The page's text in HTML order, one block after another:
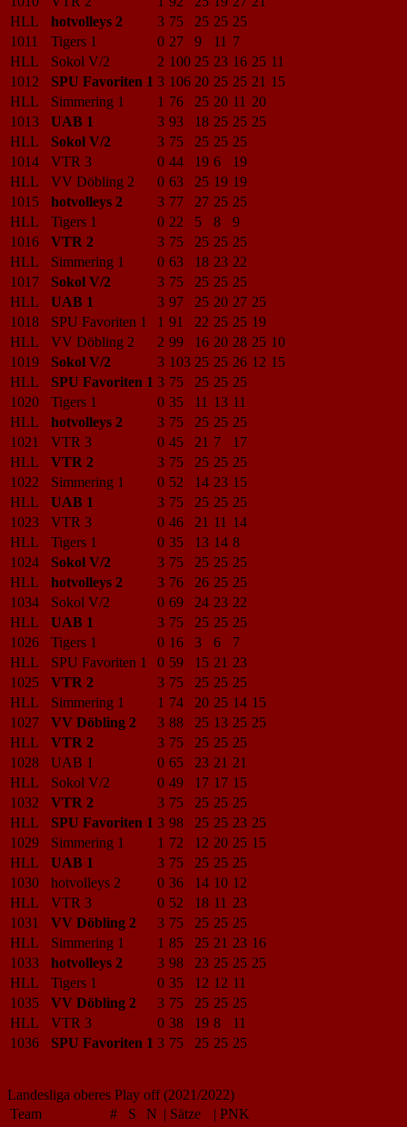
HLL
hotvolleys 2 3 75 25 25 25
1011
Tigers 1 0 27 9 11 7
HLL
Sokol V/2 2 100 25 23 16 25 11
1012
SPU Favoriten 1 3 106 20 25 25 21 15
HLL
Simmering 1 1 76 25 20 11 20
1013
UAB 1 3 93 18 25 25 25
HLL
Sokol V/2 3 75 25 25 25
1014
VTR 3 0 44 19 6
19
HLL
VV Döbling 2 0 63 25 19 19
1015
hotvolleys 2 3 77 27 25 25
HLL
Tigers 1 0 22 5 8
9
1016
VTR 2 3 75 25 25 25
HLL
Simmering 1 0 63 18 23 22
1017
Sokol V/2 3 75 25 25 25
HLL
UAB 1 3 97 25 20 27 25
1018
SPU Favoriten 1 1 91 22 25 25 19
HLL
VV Döbling 2 2 99 16 20 28 25 10
1019
Sokol V/2 3 103 25 25 26 12 15
HLL
SPU Favoriten 1 3 75 25 25 25
1020
Tigers 1 0 35 11 13 11
HLL
hotvolleys 2 3 75 25 25 25
1021
VTR 3 0 45 21 7
17
HLL
VTR 2 3 75 25 25 25
1022
Simmering 1 0 52 14 23 15
HLL
UAB 1 3 75 25 25 25
1023
VTR 3 0 46 21 11 14
HLL
Tigers 1 0 35 13 14 8
1024
Sokol V/2 3 75 25 25 25
HLL
hotvolleys 2 3 76 26 25 25
1034
Sokol V/2 0 69 24 23 22
HLL
UAB 1 3 75 25 25 25
1026
Tigers 1 0 16 3 6
7
HLL
SPU Favoriten 1 0 59 15 21 23
1025
VTR 2 3 75 25 25 25
HLL
Simmering 1 1 74 20 25 14 15
1027
VV Döbling 2 3 88 25 13 25 25
HLL
VTR 2 3 75 25 25 25
1028
UAB 1 0 65 23 21 21
HLL
Sokol V/2 0 49 17 17 15
1032
VTR 2 3 75 25 25 25
HLL
SPU Favoriten 1 3 98 25 25 23 25
1029
Simmering 1 1 72 12 20 25 15
HLL
UAB 1 3 75 25 25 25
1030
hotvolleys 2 0 36 14 10 12
HLL
VTR 3 0 52 18 11 23
1031
VV Döbling 2 3 75 25 25 25
HLL
Simmering 1 1 85 25 21 23 16
1033
hotvolleys 2 3 98 23 25 25 25
HLL
Tigers 1 0 35 12 12 11
1035
VV Döbling 2 3 75 25 25 25
HLL
VTR 3 0 38 19 8
11
1036
SPU Favoriten 1 3 75 25 25 25
Landesliga oberes Play off (2021/2022)
Team
# S N | Sätze | PNK